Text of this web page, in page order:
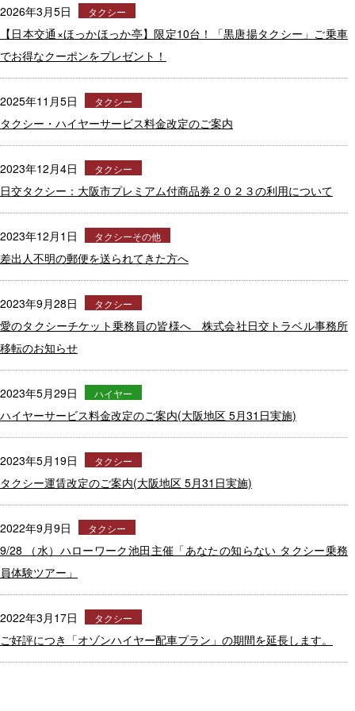
2026年3月5日 タクシー
【日本交通×ほっかほっか亭】限定10台！「黒唐揚タクシー」ご乗車
でお得なクーポンをプレゼント！
2025年11月5日 タクシー
タクシー・ハイヤーサービス料金改定のご案内
2023年12月4日 タクシー
日交タクシー：大阪市プレミアム付商品券２０２３の利用について
2023年12月1日 タクシーその他
差出人不明の郵便を送られてきた方へ
2023年9月28日 タクシー
愛のタクシーチケット乗務員の皆様へ 株式会社日交トラベル事務所
移転のお知らせ
2023年5月29日 ハイヤー
ハイヤーサービス料金改定のご案内(大阪地区 5月31日実施)
2023年5月19日 タクシー
タクシー運賃改定のご案内(大阪地区 5月31日実施)
2022年9月9日 タクシー
9/28 （水）ハローワーク池田主催「あなたの知らない タクシー乗務
員体験ツアー」
2022年3月17日 タクシー
ご好評につき「オゾンハイヤー配車プラン」の期間を延長します。